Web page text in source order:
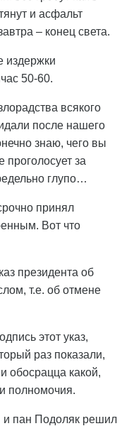
и асфальт
– конец света.
издержки
50-60.
всякого
после нашего
знаю, чего вы
проголосует за
глупо…
принял
Вот что
президента об
т.е. об отмене
этот указ,
раз показали,
обосрацца какой,
полномочия.
и пан Подоляк решил